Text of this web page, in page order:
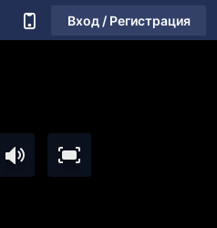
Вход / Регистрация